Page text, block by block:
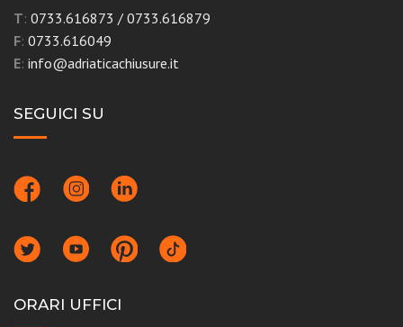
T: 0733.616873 / 0733.616879
F: 0733.616049
E: info@adriaticachiusure.it
SEGUICI SU
ORARI UFFICI